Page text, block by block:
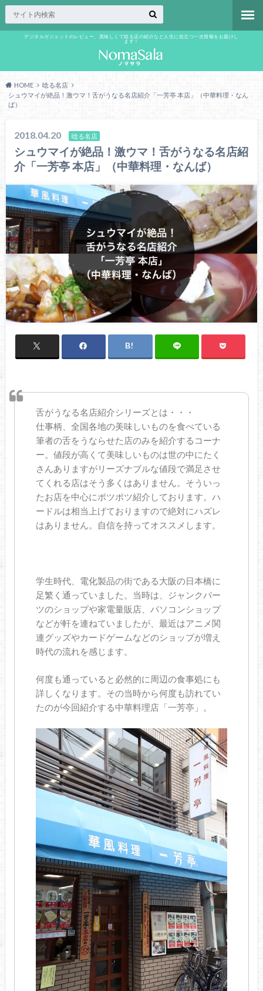
デジタルガジェットのレビュー、美味しくて唸る店の紹介など人生に役立つ一次情報をお届けし
ます！
HOME
唸る名店
シュウマイが絶品！激ウマ！舌がうなる名店紹介「一芳亭 本店」（中華料理・なん
ば）
2018.04.20 唸る名店
シュウマイが絶品！激ウマ！舌がうなる名店紹
介「一芳亭 本店」（中華料理・なんば）
舌がうなる名店紹介シリーズとは・・・
仕事柄、全国各地の美味しいものを食べている
筆者の舌をうならせた店のみを紹介するコーナ
ー。値段が高くて美味しいものは世の中にたく
さんありますがリーズナブルな値段で満足させ
てくれる店はそう多くはありません。そういっ
たお店を中心にポツポツ紹介しております。ハ
ードルは相当上げておりますので絶対にハズレ
はありません。自信を持ってオススメします。
学生時代、電化製品の街である大阪の日本橋に
足繁く通っていました。当時は、ジャンクパー
ツのショップや家電量販店、パソコンショップ
などが軒を連ねていましたが、最近はアニメ関
連グッズやカードゲームなどのショップが増え
時代の流れを感じます。
何度も通っていると必然的に周辺の食事処にも
詳しくなります。その当時から何度も訪れてい
たのが今回紹介する中華料理店「一芳亭」。